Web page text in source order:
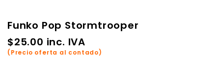
Funko Pop Stormtrooper
$25.00 inc. IVA
(Precio oferta al contado)